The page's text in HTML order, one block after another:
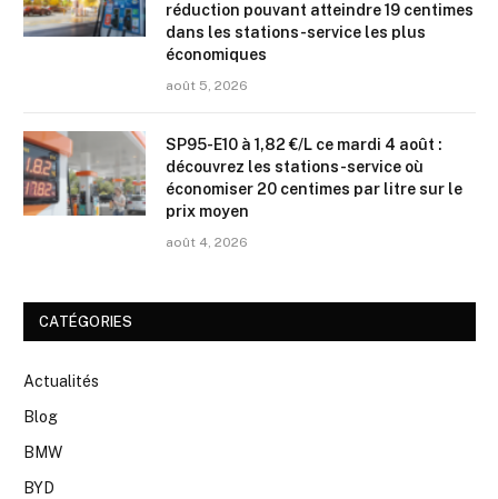
réduction pouvant atteindre 19 centimes
dans les stations-service les plus
économiques
août 5, 2026
SP95-E10 à 1,82 €/L ce mardi 4 août :
découvrez les stations-service où
économiser 20 centimes par litre sur le
prix moyen
août 4, 2026
CATÉGORIES
Actualités
Blog
BMW
BYD